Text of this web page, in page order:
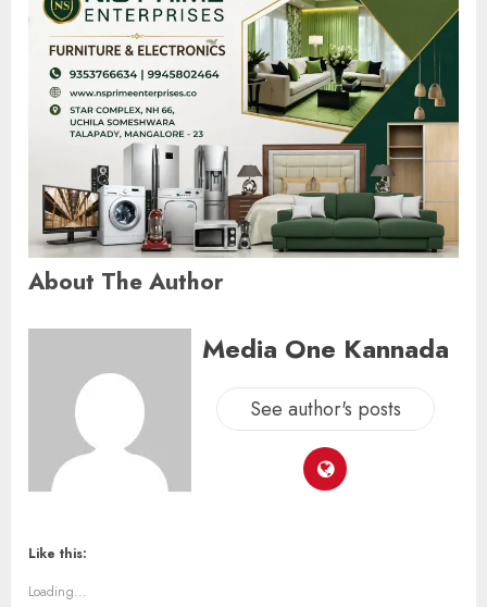
About The Author
Media One Kannada
See author's posts
Like this:
Loading...